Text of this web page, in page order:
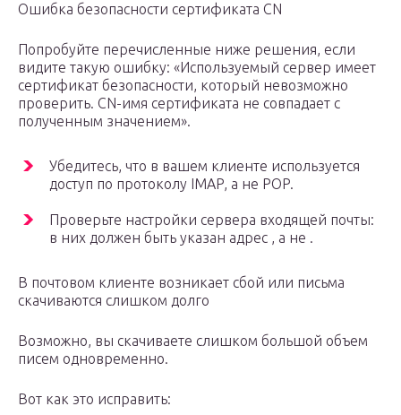
Ошибка безопасности сертификата CN
Попробуйте перечисленные ниже решения, если
видите такую ошибку: «Используемый сервер имеет
сертификат безопасности, который невозможно
проверить. CN-имя сертификата не совпадает с
полученным значением».
Убедитесь, что в вашем клиенте используется
доступ по протоколу IMAP, а не POP.
Проверьте настройки сервера входящей почты:
в них должен быть указан адрес , а не .
В почтовом клиенте возникает сбой или письма
скачиваются слишком долго
Возможно, вы скачиваете слишком большой объем
писем одновременно.
Вот как это исправить: